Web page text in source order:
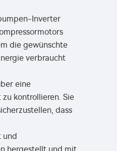
Inverter
die gewünschte
verbraucht
eine
kontrollieren. Sie
dass
und